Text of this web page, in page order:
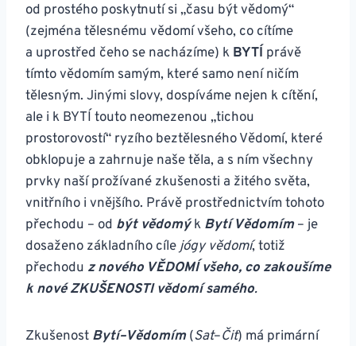
od prostého poskytnutí si „času být vědomý“
(zejména tělesnému vědomí všeho, co cítíme
a uprostřed čeho se nacházíme) k BYTÍ právě
tímto vědomím samým, které samo není ničím
tělesným. Jinými slovy, dospíváme nejen k cítění,
ale i k BYTÍ touto neomezenou „tichou
prostorovostí“ ryzího beztělesného Vědomí, které
obklopuje a zahrnuje naše těla, a s ním všechny
prvky naší prožívané zkušenosti a žitého světa,
vnitřního i vnějšího. Právě prostřednictvím tohoto
přechodu – od být vědomýk Bytí Vědomím– je
dosaženo základního cílejógy vědomí, totiž
přechodu z nového VĚDOMÍ všeho, co zakoušíme
k nové ZKUŠENOSTI vědomí samého.
Zkušenost Bytí–Vědomím(Sat–Čit) má primární